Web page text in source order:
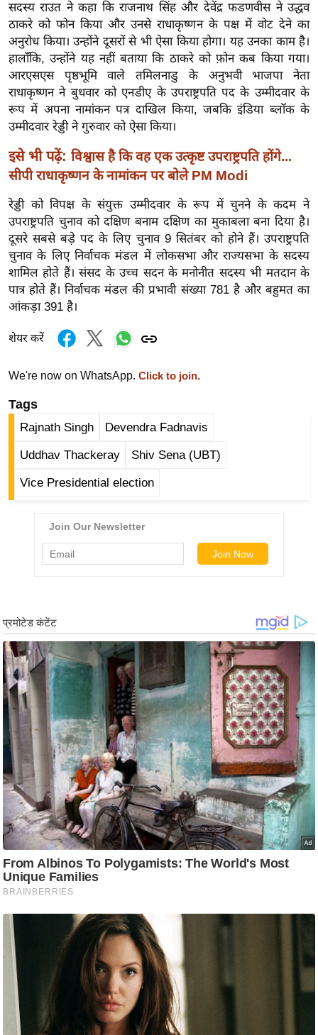
मि
सा
ल
श
ख्सि
य
त
यं
ग
इं
डि
या
सा
हि
त्य
ज
ग
त
टो
र्ल्ड
न्यू
ज
फ
ग
त
बॉ
ली
वु
ड
हॉ
ली
वु
ड
फि
ल्म
स
मी
क्षा
B
a
k
n
सदस्य राउत ने कहा कि राजनाथ सिंह और देवेंद्र फडणवीस ने उद्धव
ठाकरे को फोन किया और उनसे राधाकृष्णन के पक्ष में वोट देने का
अनुरोध किया। उन्होंने दूसरों से भी ऐसा किया होगा। यह उनका काम है।
हालाँकि, उन्होंने यह नहीं बताया कि ठाकरे को फ़ोन कब किया गया।
आरएसएस पृष्ठभूमि वाले तमिलनाडु के अनुभवी भाजपा नेता
राधाकृष्णन ने बुधवार को एनडीए के उपराष्ट्रपति पद के उम्मीदवार के
रूप में अपना नामांकन पत्र दाखिल किया, जबकि इंडिया ब्लॉक के
उम्मीदवार रेड्डी ने गुरुवार को ऐसा किया।
इसे भी पढ़ें: विश्वास है कि वह एक उत्कृष्ट उपराष्ट्रपति होंगे...
सीपी राधाकृष्णन के नामांकन पर बोले PM Modi
रेड्डी को विपक्ष के संयुक्त उम्मीदवार के रूप में चुनने के कदम ने
उपराष्ट्रपति चुनाव को दक्षिण बनाम दक्षिण का मुकाबला बना दिया है।
दूसरे सबसे बड़े पद के लिए चुनाव 9 सितंबर को होने हैं। उपराष्ट्रपति
चुनाव के लिए निर्वाचक मंडल में लोकसभा और राज्यसभा के सदस्य
शामिल होते हैं। संसद के उच्च सदन के मनोनीत सदस्य भी मतदान के
पात्र होते हैं। निर्वाचक मंडल की प्रभावी संख्या 781 है और बहुमत का
आंकड़ा 391 है।
शेयर करें
We're now on WhatsApp. Click to join.
Tags
Rajnath Singh Devendra Fadnavis
Uddhav Thackeray Shiv Sena (UBT)
Vice Presidential election